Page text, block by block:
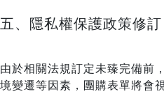
五、隱私權保護政策修訂
由於相關法規訂定未臻完備前
境變遷等因素，團購表單將會